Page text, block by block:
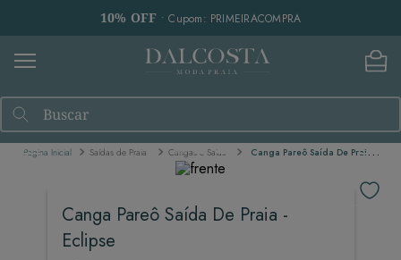
10% OFF • Cupom: PRIMEIRACOMPRA
Buscar
Saídas de Praia Cangas e Saias Canga Pareô Saída De Praia - Eclipse
Canga Pareô Saída De Praia -
Eclipse